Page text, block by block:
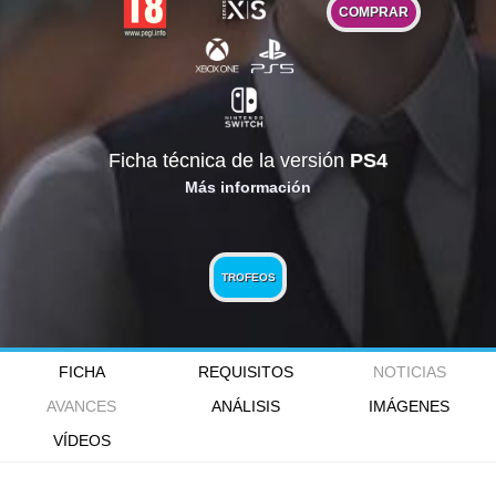
COMPRAR
Ficha técnica de la versión PS4
Más información
TROFEOS
FICHA REQUISITOS
NOTICIAS
AVANCES
ANÁLISIS
IMÁGENES
VÍDEOS